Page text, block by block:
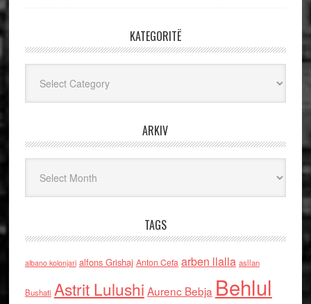
KATEGORITË
ARKIV
TAGS
albano kolonjari alfons Grishaj Anton Cefa arben llalla asllan
Bushati Astrit Lulushi Aurenc Bebja Behlul